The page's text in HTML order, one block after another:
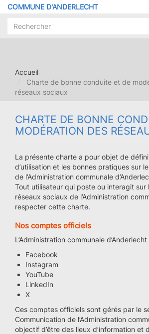
Aller
contenu
COMMUNE D'ANDERLECHT
Accueil
Charte de bonne conduite et de
réseaux sociaux
CHARTE DE BONNE
MODÉRATION DES
La présente charte a pour objet de
d’utilisation et les bonnes pratiques sur
de l’Administration communale
Tout utilisateur qui poste ou interagit sur
réseaux sociaux de l’Administration
respecter cette charte.
Nos comptes officiels
L’Administration communale
Facebook
Instagram
YouTube
LinkedIn
X
Ces comptes officiels sont gérés par le
Communication de l’Administration
objectif d’être des lieux d’information et